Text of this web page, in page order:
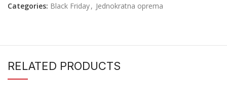
Categories: Black Friday, Jednokratna oprema
RELATED PRODUCTS